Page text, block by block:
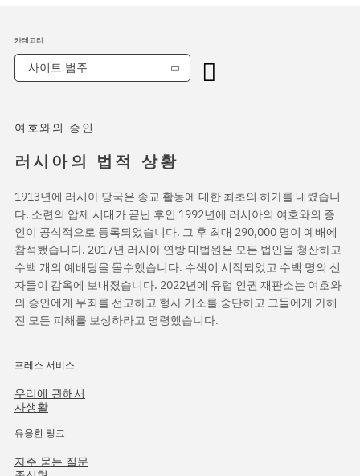
여호와의 증인
러시아의 법적 상황
1913년에 러시아 당국은 종교 활동에 대한 최초의 허가를 내렸습니
다. 소련의 압제 시대가 끝난 후인 1992년에 러시아의 여호와의 증
인이 공식적으로 등록되었습니다. 그 후 최대 290,000 명이 예배에
참석했습니다. 2017년 러시아 연방 대법원은 모든 법인을 청산하고
수백 개의 예배당을 몰수했습니다. 수색이 시작되었고 수백 명의 신
자들이 감옥에 보내졌습니다. 2022년에 유럽 인권 재판소는 여호와
의 증인에게 무죄를 선고하고 형사 기소를 중단하고 그들에게 가해
진 모든 피해를 보상하라고 명령했습니다.
프레스 서비스
우리에 관해서
사생활
유용한 링크
자주 묻는 질문
카테고리
사이트 범주